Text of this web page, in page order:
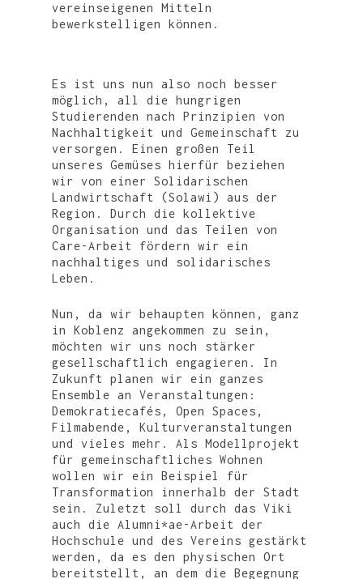
vereinseigenen Mitteln
bewerkstelligen können.
Es ist uns nun also noch besser
möglich, all die hungrigen
Studierenden nach Prinzipien von
Nachhaltigkeit und Gemeinschaft zu
versorgen. Einen großen Teil
unseres Gemüses hierfür beziehen
wir von einer Solidarischen
Landwirtschaft (Solawi) aus der
Region. Durch die kollektive
Organisation und das Teilen von
Care-Arbeit fördern wir ein
nachhaltiges und solidarisches
Leben.
Nun, da wir behaupten können, ganz
in Koblenz angekommen zu sein,
möchten wir uns noch stärker
gesellschaftlich engagieren. In
Zukunft planen wir ein ganzes
Ensemble an Veranstaltungen:
Demokratiecafés, Open Spaces,
Filmabende, Kulturveranstaltungen
und vieles mehr. Als Modellprojekt
für gemeinschaftliches Wohnen
wollen wir ein Beispiel für
Transformation innerhalb der Stadt
sein. Zuletzt soll durch das Viki
auch die Alumni*ae-Arbeit der
Hochschule und des Vereins gestärkt
werden, da es den physischen Ort
bereitstellt, an dem die Begegnung
WIR
STUDI-HAUS
VEREIN
HOCHSCHULE
KONTAKT
UNTERSTÜTZEN
STIPENDIENMODELL
FÖRDERN
TRANSFORMATION
DER VERSORGUNG
DER BILDUNG
VERANSTALTUNGEN